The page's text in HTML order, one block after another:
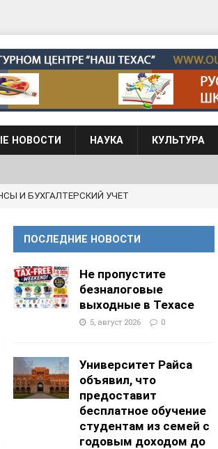
НОВОСТИ НАУКА КУЛЬТУРА
И БУХГАЛТЕРСКИЙ УЧЕТ
Техас” ШКОЛЫ И
ПОСЛЕДНИЕ НОВОСТИ
Не пропустите
безналоговые
выходные в Техасе
5, август 2026 0
Университет Райса
объявил, что
предоставит
бесплатное обучение
студентам из семей с
годовым доходом до